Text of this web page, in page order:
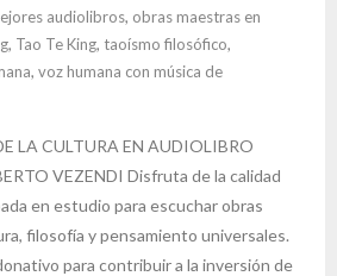
audiolibros, obras maestras en
, Tao Te King, taoísmo filosófico,
, voz humana con música de
LA CULTURA EN AUDIOLIBRO
VEZENDI Disfruta de la calidad
en estudio para escuchar obras
filosofía y pensamiento universales.
para contribuir a la inversión de